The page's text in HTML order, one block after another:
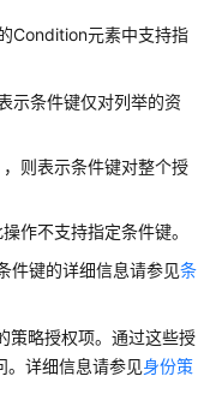
Condition元素中支持指
示条件键仅对列举的资
则表示条件键对整个授
作不支持指定条件键。
件键的详细信息请参见条
策略授权项。通过这些授
。详细信息请参见身份策